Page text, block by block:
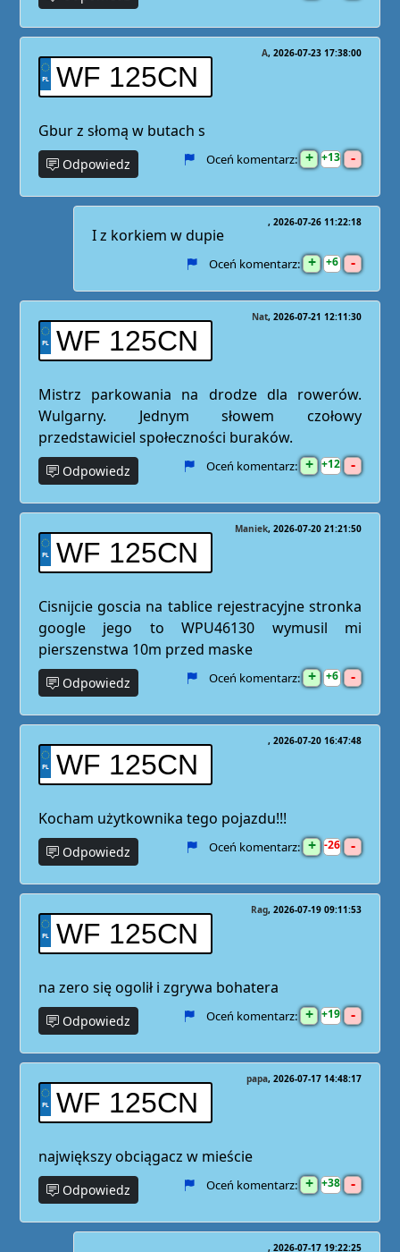
WF 125CN
A 2026-07-23 17:38:00
Gbur z słomą w butach s
Odpowiedz Oceń komentarz: + 13 -
2026-07-26 11:22:18
I z korkiem w dupie
Oceń komentarz: + 6 -
WF 125CN
Nat 2026-07-21 12:11:30
Mistrz parkowania na drodze dla rowerów.
Wulgarny. Jednym słowem czołowy
przedstawiciel społeczności buraków.
Odpowiedz Oceń komentarz: + 12 -
WF 125CN
Maniek 2026-07-20 21:21:50
Cisnijcie goscia na tablice rejestracyjne stronka
google jego to WPU46130 wymusil mi
pierszenstwa 10m przed maske
Odpowiedz Oceń komentarz: + 6 -
WF 125CN
2026-07-20 16:47:48
Kocham użytkownika tego pojazdu!!!
Odpowiedz Oceń komentarz: + 26 -
WF 125CN
Rag 2026-07-19 09:11:53
na zero się ogolił i zgrywa bohatera
Odpowiedz Oceń komentarz: + 19 -
WF 125CN
papa 2026-07-17 14:48:17
największy obciągacz w mieście
Odpowiedz Oceń komentarz: + 38 -
2026-07-17 19:22:25